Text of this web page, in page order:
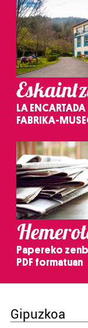
LA ENCARTADA
FABRIKA-
Papereko
PDF formatuan
Gipuzkoa